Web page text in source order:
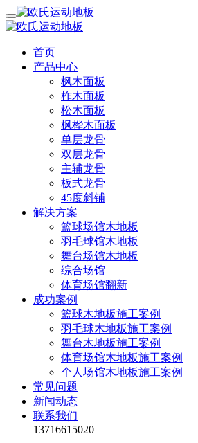
首页
产品中心
枫木面板
柞木面板
松木面板
枫桦木面板
单层龙骨
双层龙骨
主辅龙骨
板式龙骨
45度斜铺
解决方案
篮球场馆木地板
羽毛球馆木地板
舞台场馆木地板
综合场馆
体育场馆翻新
成功案例
篮球木地板施工案例
羽毛球木地板施工案例
舞台木地板施工案例
体育场馆木地板施工案例
个人场馆木地板施工案例
常见问题
新闻动态
联系我们
13716615020